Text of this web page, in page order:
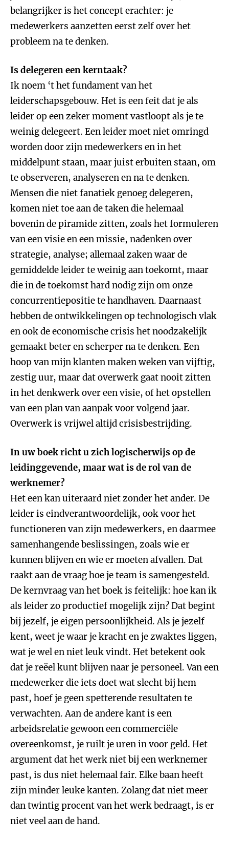
belangrijker is het concept erachter: je
medewerkers aanzetten eerst zelf over het
probleem na te denken.
Is delegeren een kerntaak?
Ik noem ‘t het fundament van het
leiderschapsgebouw. Het is een feit dat je als
leider op een zeker moment vastloopt als je te
weinig delegeert. Een leider moet niet omringd
worden door zijn medewerkers en in het
middelpunt staan, maar juist erbuiten staan, om
te observeren, analyseren en na te denken.
Mensen die niet fanatiek genoeg delegeren,
komen niet toe aan de taken die helemaal
bovenin de piramide zitten, zoals het formuleren
van een visie en een missie, nadenken over
strategie, analyse; allemaal zaken waar de
gemiddelde leider te weinig aan toekomt, maar
die in de toekomst hard nodig zijn om onze
concurrentiepositie te handhaven. Daarnaast
hebben de ontwikkelingen op technologisch vlak
en ook de economische crisis het noodzakelijk
gemaakt beter en scherper na te denken. Een
hoop van mijn klanten maken weken van vijftig,
zestig uur, maar dat overwerk gaat nooit zitten
in het denkwerk over een visie, of het opstellen
van een plan van aanpak voor volgend jaar.
Overwerk is vrijwel altijd crisisbestrijding.
In uw boek richt u zich logischerwijs op de
leidinggevende, maar wat is de rol van de
werknemer?
Het een kan uiteraard niet zonder het ander. De
leider is eindverantwoordelijk, ook voor het
functioneren van zijn medewerkers, en daarmee
samenhangende beslissingen, zoals wie er
kunnen blijven en wie er moeten afvallen. Dat
raakt aan de vraag hoe je team is samengesteld.
De kernvraag van het boek is feitelijk: hoe kan ik
als leider zo productief mogelijk zijn? Dat begint
bij jezelf, je eigen persoonlijkheid. Als je jezelf
kent, weet je waar je kracht en je zwaktes liggen,
wat je wel en niet leuk vindt. Het betekent ook
dat je reëel kunt blijven naar je personeel. Van een
medewerker die iets doet wat slecht bij hem
past, hoef je geen spetterende resultaten te
verwachten. Aan de andere kant is een
arbeidsrelatie gewoon een commerciële
overeenkomst, je ruilt je uren in voor geld. Het
argument dat het werk niet bij een werknemer
past, is dus niet helemaal fair. Elke baan heeft
zijn minder leuke kanten. Zolang dat niet meer
dan twintig procent van het werk bedraagt, is er
niet veel aan de hand.